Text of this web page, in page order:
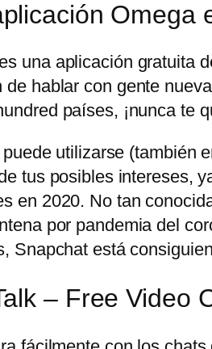
Omega
una aplicación gratuita
de hablar con gente
países, ¡nunca te
utilizarse (también
tus posibles intereses,
en 2020. No tan
por pandemia del
Snapchat está
– Free Video